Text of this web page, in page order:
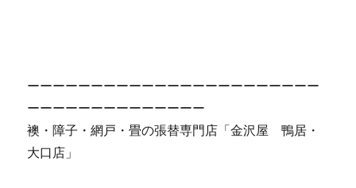
ーーーーーーーーーーーーーーーーーーーーーーー
ーーーーーーーーーーーーーー
襖・障子・網戸・畳の張替専門店「金沢屋 鴨居・
大口店」